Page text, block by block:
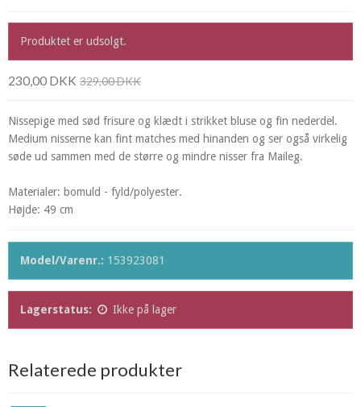
Produktet er udsolgt.
230,00 DKK 329,00 DKK
Nissepige med sød frisure og klædt i strikket bluse og fin nederdel.
Medium nisserne kan fint matches med hinanden og ser også virkelig
søde ud sammen med de større og mindre nisser fra Maileg.
Materialer: bomuld - fyld/polyester.
Højde: 49 cm
Model/Varenr.: 153923081
Lagerstatus: Ikke på lager
Relaterede produkter